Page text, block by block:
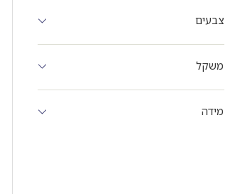
צבעים
משקל
מידה